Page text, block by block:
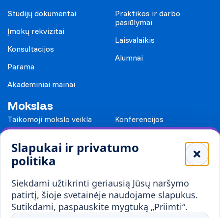
Slapukai ir privatumo
politika
Siekdami užtikrinti geriausią Jūsų naršymo
patirtį, šioje svetainėje naudojame slapukus.
Sutikdami, paspauskite mygtuką „Priimti“.
Studijų dokumentai
Įmokų rekvizitai
Konsultacijos
Parama
Akademiniai mainai
Praktikos ir darbo
pasiūlymai
Laisvalaikis
Alumnai
Mokslas
Taikomoji mokslo veikla
Konferencijos
Mokykloms
Visuomenei ir verslui
Mokymai ir konsultavimas
Partnerystės
Karjera